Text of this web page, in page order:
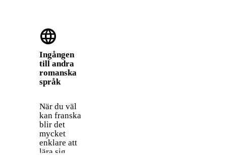
traditionella
språket för
diplomati,
mat, mode och
konst.
language
Ingången
till andra
romanska
språk
När du väl
kan franska
blir det
mycket
enklare att
lära sig